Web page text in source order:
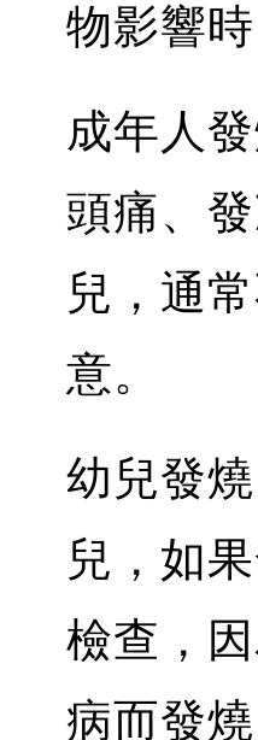
物影響
成年人
頭痛、
兒，通
意。
幼兒發
兒，如
檢查，
病而發